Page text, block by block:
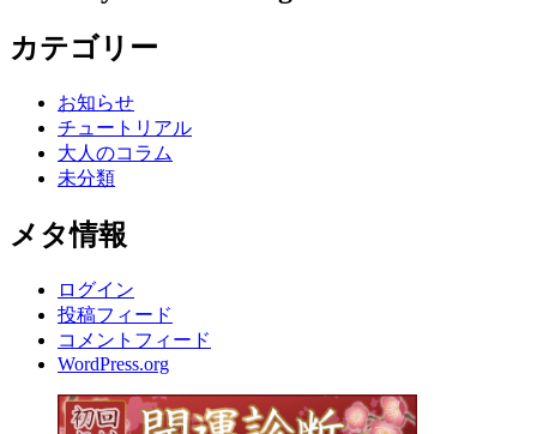
カテゴリー
お知らせ
チュートリアル
大人のコラム
未分類
メタ情報
ログイン
投稿フィード
コメントフィード
WordPress.org